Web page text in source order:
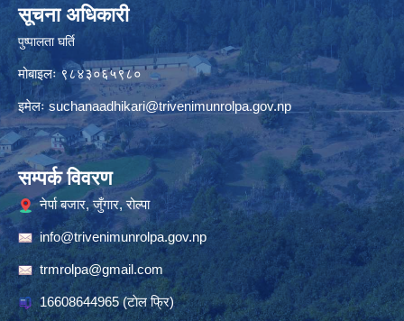
सूचना अधिकारी
पुष्पालता घर्ति
मोबाइलः ९८४३०६५९८०
इमेलःsuchanaadhikari@trivenimunrolpa.gov.np
सम्पर्क विवरण
नेर्पा बजार, जुँगार, रोल्पा
info@trivenimunrolpa.gov.np
trmrolpa@gmail.com
16608644965(टाेल फ्रि)